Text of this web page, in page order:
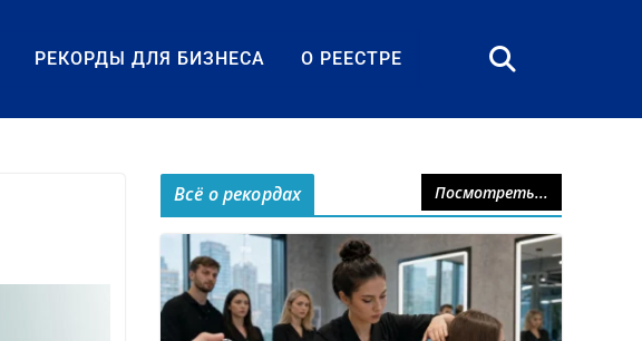
РЕКОРДЫ ДЛЯ БИЗНЕСА О РЕЕСТРЕ
Всё о рекордах Посмотреть...